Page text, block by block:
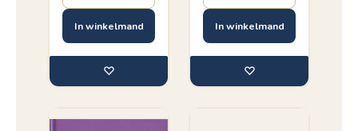
In winkelmand
♡
In winkelmand
♡